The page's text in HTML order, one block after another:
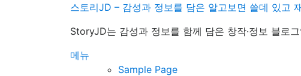
스토리JD – 감성과 정보를 담은 알고보면 쓸데 있고
StoryJD는 감성과 정보를 함께 담은 창작·정보 블로
메뉴
Sample Page